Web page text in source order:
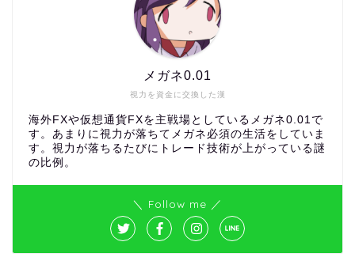
視力を資金に交換した漢
メガネ0.01
海外FXや仮想通貨FXを主戦場としているメガネ0.01で
す。あまりに視力が落ちてメガネ必須の生活をしていま
す。視力が落ちるたびにトレード技術が上がっている謎
の比例。
＼ Follow me ／